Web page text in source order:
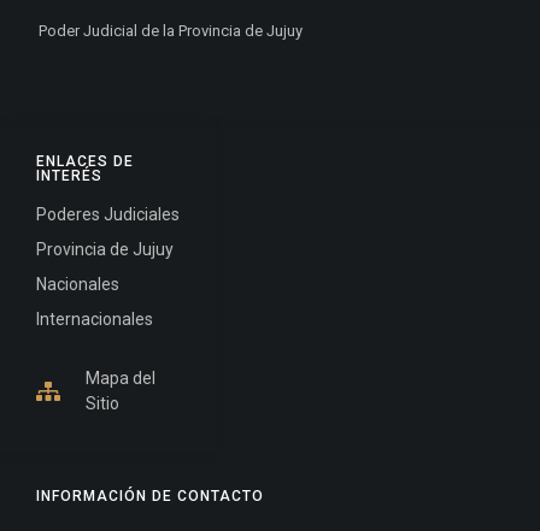
INFORMACIÓN DE CONTACTO
ENLACES DE
INTERÉS
Poderes Judiciales
Provincia de Jujuy
Nacionales
Internacionales
Mapa del
Sitio
Poder Judicial de la Provincia de Jujuy